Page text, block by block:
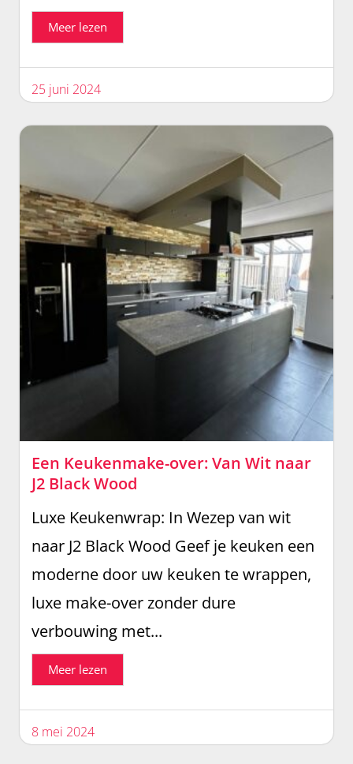
25 juni 2024
Meer lezen
Een Keukenmake-over: Van Wit naar
J2 Black Wood
8 mei 2024
Luxe Keukenwrap: In Wezep van wit
naar J2 Black Wood Geef je keuken een
moderne door uw keuken te wrappen,
luxe make-over zonder dure
verbouwing met...
Meer lezen